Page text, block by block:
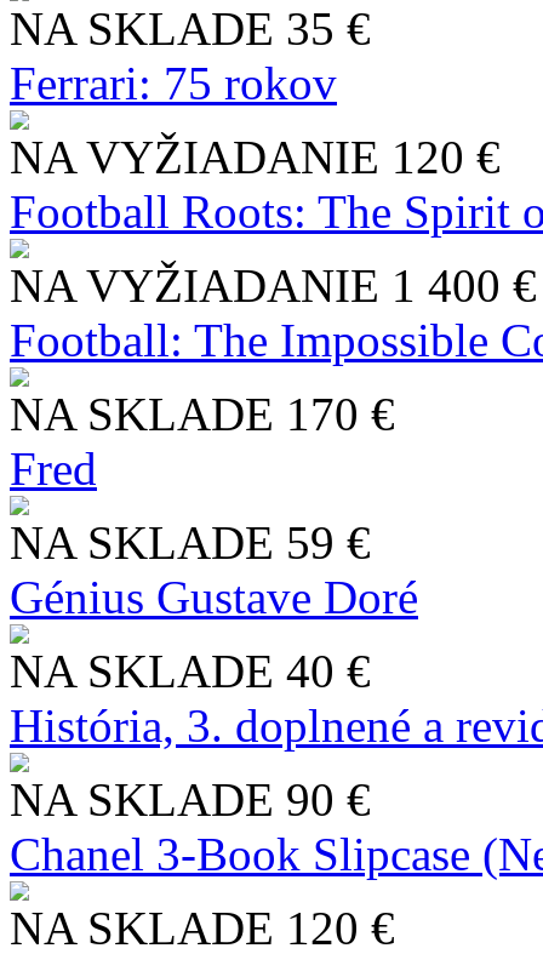
NA SKLADE 35 €
Ferrari: 75 rokov
NA VYŽIADANIE 120 €
Football Roots: The Spirit
NA VYŽIADANIE 1 400 €
Football: The Impossible
NA SKLADE 170 €
Fred
NA SKLADE 59 €
Génius Gustave Doré
NA SKLADE 40 €
História, 3. doplnené a
NA SKLADE 90 €
Chanel 3-Book Slipcase
NA SKLADE 120 €